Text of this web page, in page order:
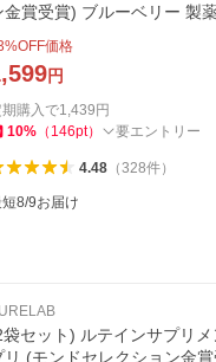
金賞受賞) ブルーベリー 製
%OFF価格
円
期購入で1,439円
10% （ 146pt） 要エントリー
4.48（328件）
8/9お届け
袋セット) ルテインサプリ
リ (モンドセレクション金